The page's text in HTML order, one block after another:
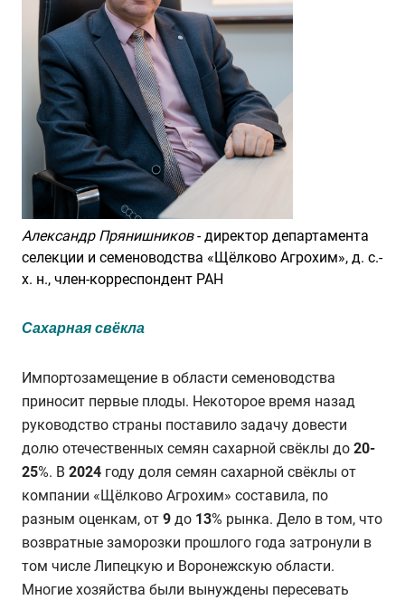
Александр Прянишников - директор департамента
селекции и семеноводства «Щёлково Агрохим», д. с.-
х. н., член-корреспондент РАН
Сахарная свёкла
Импортозамещение в области семеноводства
приносит первые плоды. Некоторое время назад
руководство страны поставило задачу довести
долю отечественных семян сахарной свёклы до 20-
25%. В 2024 году доля семян сахарной свёклы от
компании «Щёлково Агрохим» составила, по
разным оценкам, от 9 до 13% рынка. Дело в том, что
возвратные заморозки прошлого года затронули в
том числе Липецкую и Воронежскую области.
Многие хозяйства были вынуждены пересевать